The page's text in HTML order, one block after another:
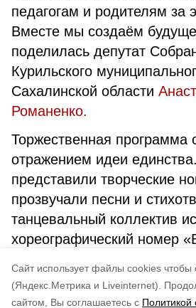
Cайт использует файлы cookies чтобы
(Яндекс.Метрика и Liveinternet).
сайтом, Вы соглашаетесь с Политикой
педагогам и родителям за
Вместе мы создаём
поделилась депутат
Курильского
Сахалинской области
Романенко.
Торжественная программа
отражением идеи
представили творческие
прозвучали песни и
танцевальный коллектив
хореографический номер
награждения учащихся.